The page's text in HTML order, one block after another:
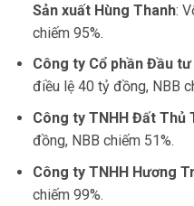
Sản xuất Hùng Thanh:
chiếm 95%.
Công ty Cổ phần Đầu
điều lệ 40 tỷ đồng, NBB
Công ty TNHH Đất Thủ
đồng, NBB chiếm 51%.
Công ty TNHH Hương
chiếm 99%.